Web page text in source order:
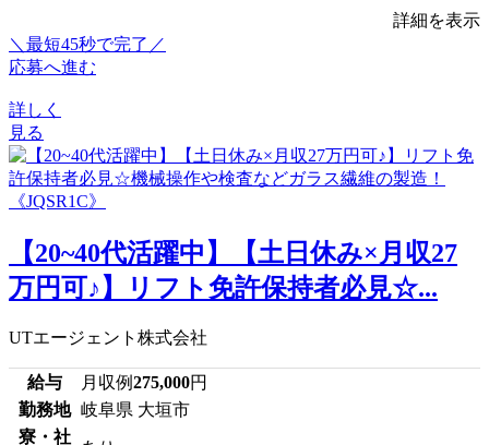
詳細を表示
＼最短45秒で完了／
応募へ進む
詳しく
見る
【20~40代活躍中】【土日休み×月収27
万円可♪】リフト免許保持者必見☆...
UTエージェント株式会社
給与 月収例275,000円
勤務地 岐阜県 大垣市
寮・社